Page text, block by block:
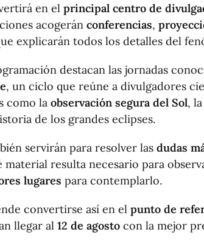
en el principal centro de
acogerán conferencias,
explicarán todos los detalles del
destacan las jornadas
, un ciclo que reúne a divulgadores
como la observación segura del Sol, la
de los grandes eclipses.
servirán para resolver las dudas
material resulta necesario para
lugares para contemplarlo.
convertirse así en el punto de
llegar al 12 de agosto con la mejor